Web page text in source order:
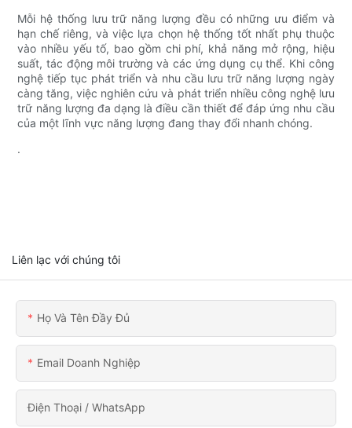
Mỗi hệ thống lưu trữ năng lượng đều có những ưu điểm và
hạn chế riêng, và việc lựa chọn hệ thống tốt nhất phụ thuộc
vào nhiều yếu tố, bao gồm chi phí, khả năng mở rộng, hiệu
suất, tác động môi trường và các ứng dụng cụ thể. Khi công
nghệ tiếp tục phát triển và nhu cầu lưu trữ năng lượng ngày
càng tăng, việc nghiên cứu và phát triển nhiều công nghệ lưu
trữ năng lượng đa dạng là điều cần thiết để đáp ứng nhu cầu
của một lĩnh vực năng lượng đang thay đổi nhanh chóng.
.
Liên lạc với chúng tôi
Họ Và Tên Đầy Đủ
Email Doanh Nghiệp
Điện Thoại / WhatsApp